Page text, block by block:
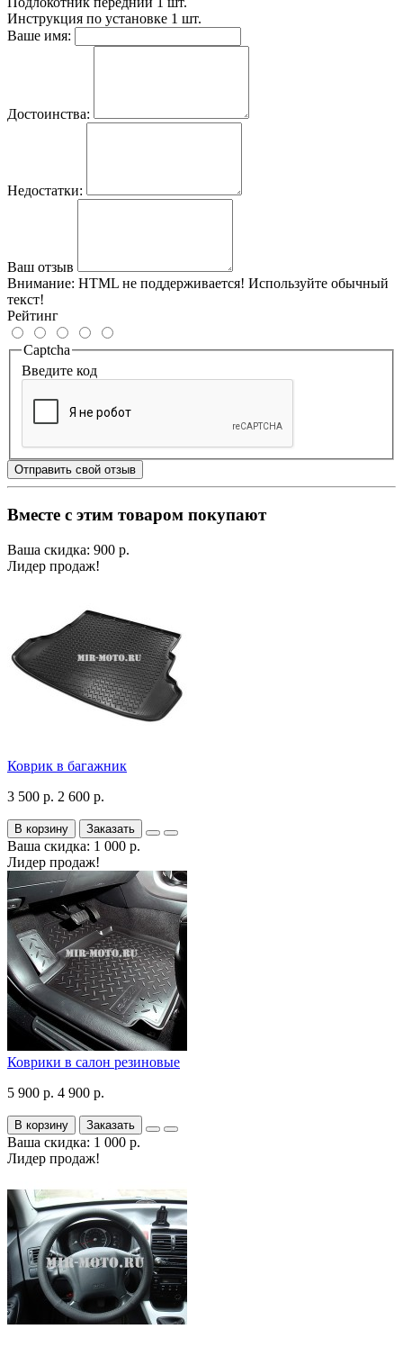
Инструкция по установке 1 шт.
Ваше имя:
Достоинства:
Недостатки:
Ваш отзыв
Внимание: HTML не поддерживается! Используйте обычный
текст!
Рейтинг
Captcha
Введите код
Отправить свой отзыв
Вместе с этим товаром покупают
Ваша скидка: 900 р.
Лидер продаж!
Коврик в багажник
3 500 р. 2 600 р.
В корзину Заказать
Ваша скидка: 1 000 р.
Лидер продаж!
Коврики в салон резиновые
5 900 р. 4 900 р.
В корзину Заказать
Ваша скидка: 1 000 р.
Лидер продаж!